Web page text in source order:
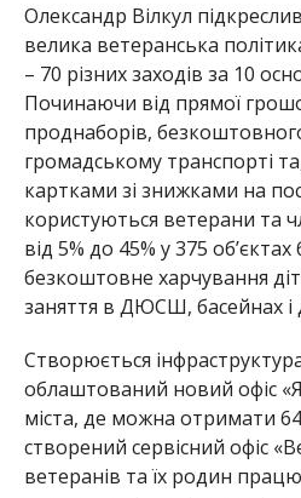
Олександр Вілкул
велика ветеранська
– 70 різних заходів за 10
Починаючи від прямої
проднаборів,
громадському транспорті
картками зі знижками на
користуються ветерани та
від 5% до 45% у 375 об’єктах
безкоштовне харчування
заняття в ДЮСШ, басейнах і
Створюється
облаштований новий офіс
міста, де можна отримати
створений сервісний офіс
ветеранів та їх родин